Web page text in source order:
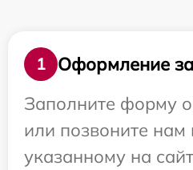
1
Оформление
Заполните форму
или позвоните нам
указанному на